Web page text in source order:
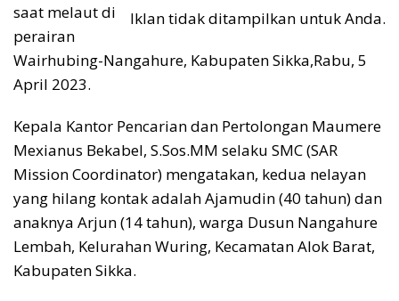
Iklan tidak ditampilkan untuk Anda.
saat melaut di
perairan
Wairhubing-Nangahure, Kabupaten Sikka,Rabu, 5
April 2023.
Kepala Kantor Pencarian dan Pertolongan Maumere
Mexianus Bekabel, S.Sos.MM selaku SMC (SAR
Mission Coordinator) mengatakan, kedua nelayan
yang hilang kontak adalah Ajamudin (40 tahun) dan
anaknya Arjun (14 tahun), warga Dusun Nangahure
Lembah, Kelurahan Wuring, Kecamatan Alok Barat,
Kabupaten Sikka.